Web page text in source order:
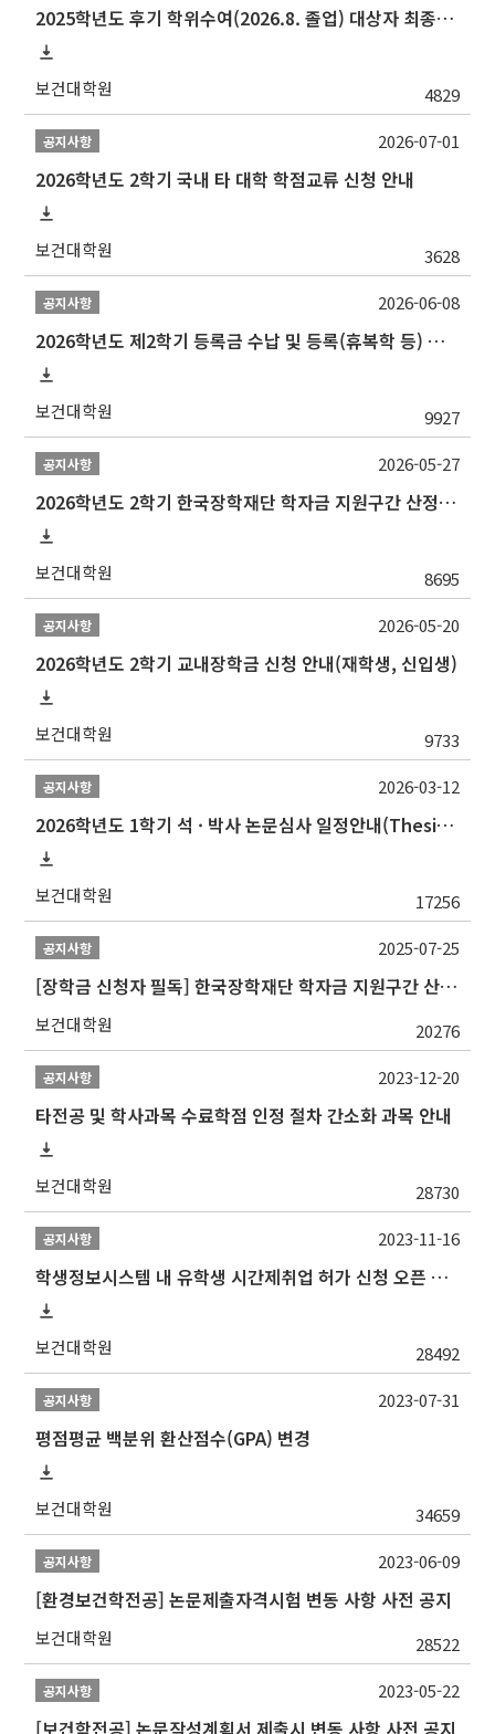
2025학년도 후기 학위수여(2026.8. 졸업) 대상자 최종인준 논문 제출 안내
보건대학원 4829
공지사항
2026학년도 2학기 국내 타 대학 학점교류 신청 안내
보건대학원 3628
2026-07-01
공지사항
2026학년도 제2학기 등록금 수납 및 등록(휴복학 등) 일정 안내
보건대학원 9927
2026-06-08
공지사항
2026학년도 2학기 한국장학재단 학자금 지원구간 산정 신청 안내
보건대학원 8695
2026-05-27
공지사항
2026학년도 2학기 교내장학금 신청 안내(재학생, 신입생)
보건대학원 9733
2026-05-20
공지사항
2026학년도 1학기 석 · 박사 논문심사 일정안내(Thesis Defense Schedules)
보건대학원 17256
2026-03-12
공지사항
[장학금 신청자 필독] 한국장학재단 학자금 지원구간 산정 권고
보건대학원 20276
2025-07-25
공지사항
타전공 및 학사과목 수료학점 인정 절차 간소화 과목 안내
보건대학원 28730
2023-12-20
공지사항
학생정보시스템 내 유학생 시간제취업 허가 신청 오픈 안내
보건대학원 28492
2023-11-16
공지사항
평점평균 백분위 환산점수(GPA) 변경
보건대학원 34659
2023-07-31
공지사항
[환경보건학전공] 논문제출자격시험 변동 사항 사전 공지
보건대학원 28522
2023-06-09
공지사항
[보건학전공] 논문작성계획서 제출시 변동 사항 사전 공지
2023-05-22